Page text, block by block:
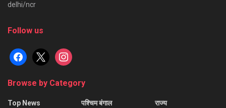
delhi/ncr
Follow us
facebook
x instagram
Browse by Category
Top News
पश्चिम बंगाल
राज्य